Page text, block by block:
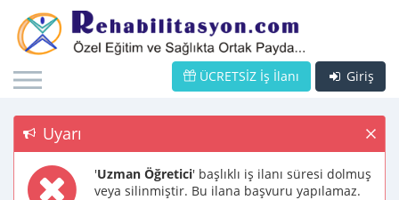
Giriş
ÜCRETSİZ İş İlanı
Uyarı
'Uzman Öğretici' başlıklı iş ilanı süresi dolmuş
veya silinmiştir. Bu ilana başvuru yapılamaz.